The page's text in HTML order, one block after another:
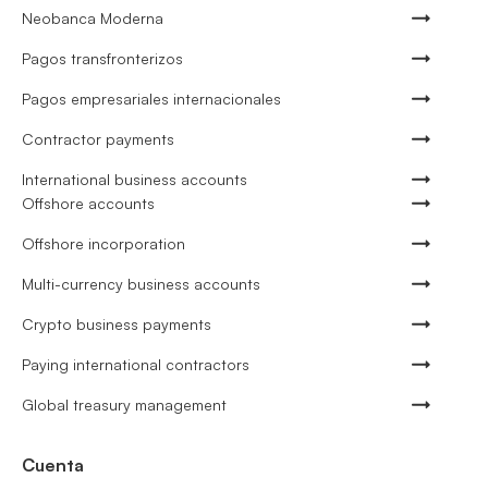
Neobanca Moderna
Pagos transfronterizos
Pagos empresariales internacionales
Contractor payments
International business accounts
Offshore accounts
Offshore incorporation
Multi-currency business accounts
Crypto business payments
Paying international contractors
Global treasury management
Cuenta